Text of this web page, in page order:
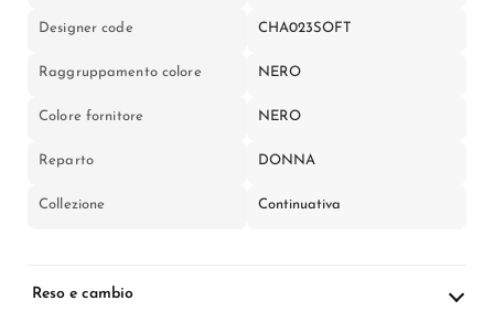
Designer code CHA023SOFT
Raggruppamento colore NERO
Colore fornitore NERO
Reparto DONNA
Collezione Continuativa
Reso e cambio